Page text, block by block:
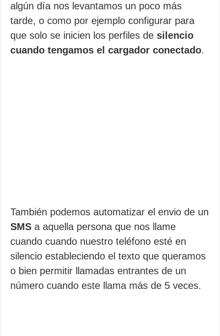
algún día nos levantamos un poco más
tarde, o como por ejemplo configurar para
que solo se inicien los perfiles de silencio
cuando tengamos el cargador conectado.
También podemos automatizar el envio de un
SMS a aquella persona que nos llame
cuando cuando nuestro teléfono esté en
silencio estableciendo el texto que queramos
o bien permitir llamadas entrantes de un
número cuando este llama más de 5 veces.